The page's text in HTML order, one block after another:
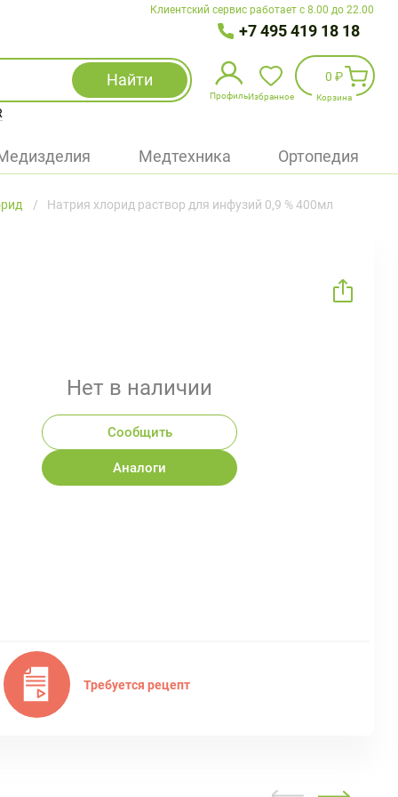
Клиентский сервис работает с 8.00 до 22.00
+7 495 419 18 18
Найти
Профиль
Избранное
Войти
Избранное
0 ₽
Корзина
Медтехника Ортопедия
Натрия хлорид раствор для инфузий 0,9 % 400мл
Нет в наличии
Сообщить
Аналоги
Требуется рецепт